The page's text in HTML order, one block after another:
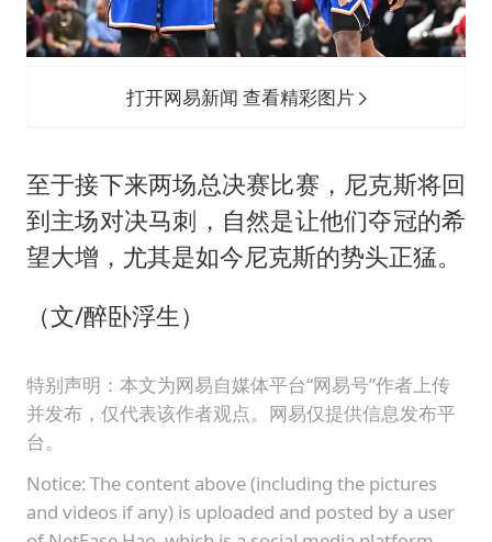
打开网易新闻 查看精彩图片
至于接下来两场总决赛比赛，尼克斯将回
到主场对决马刺，自然是让他们夺冠的希
望大增，尤其是如今尼克斯的势头正猛。
（文/醉卧浮生）
特别声明：本文为网易自媒体平台“网易号”作者上传
并发布，仅代表该作者观点。网易仅提供信息发布平
台。
Notice: The content above (including the pictures
and videos if any) is uploaded and posted by a user